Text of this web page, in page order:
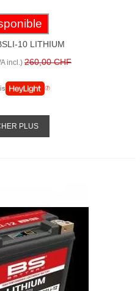
10 LITHIUM
incl.) 260,00 CHF
PLUS